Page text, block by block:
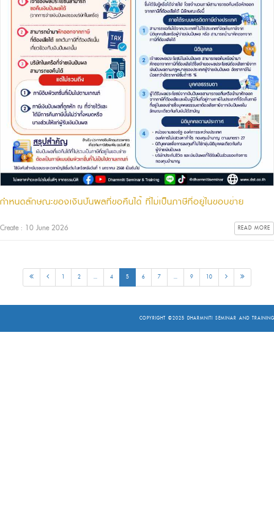
กำหนดลักษณะของเงินปันผลที่ขอคืนได้ ที่ไม่เป็นภาษีที่อยู่ในขอบข่าย
Create : 10 June 2026 READ MORE
1 2 ... 4 5 6 7 ... 9 10
COPYRIGHT ©2025 DHARMNITI SEMINAR AND